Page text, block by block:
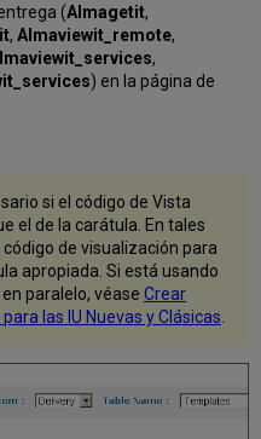
(Almagetit,
, Almaviewit_remote,
,
) en la página de
si el código de Vista
el de la carátula. En tales
de visualización para
apropiada. Si está usando
en paralelo, véase Crear
las IU Nuevas y Clásicas